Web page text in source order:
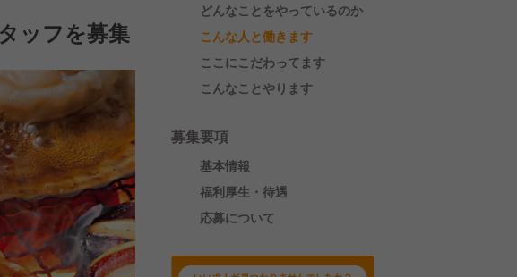
ッフを募集
どんなことをやっているのか
こんな人と働きます
ここにこだわってます
こんなことやります
募集要項
基本情報
福利厚生・待遇
応募について